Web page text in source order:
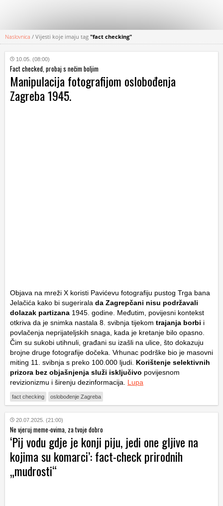
KATEGORIJE
HRVATSKI
WEB
Naslovnica / Vijesti koje imaju tag "fact checking"
10.05. (08:00)
Fact checked, probaj s nečim boljim
Manipulacija fotografijom oslobođenja
Zagreba 1945.
Objava na mreži X koristi Pavićevu fotografiju pustog Trga bana
Jelačića kako bi sugerirala da Zagrepčani nisu podržavali
dolazak partizana 1945. godine. Međutim, povijesni kontekst
otkriva da je snimka nastala 8. svibnja tijekom trajanja borbi i
povlačenja neprijateljskih snaga, kada je kretanje bilo opasno.
Čim su sukobi utihnuli, građani su izašli na ulice, što dokazuju
brojne druge fotografije dočeka. Vrhunac podrške bio je masovni
miting 11. svibnja s preko 100.000 ljudi. Korištenje selektivnih
prizora bez objašnjenja služi isključivo povijesnom
revizionizmu i širenju dezinformacija. Lupa
fact checking oslobođenje Zagreba
20.07.2025. (21:00)
Ne vjeruj meme-ovima, za tvoje dobro
‘Pij vodu gdje je konji piju, jedi one gljive na
kojima su komarci’: fact-check prirodnih
„mudrosti“